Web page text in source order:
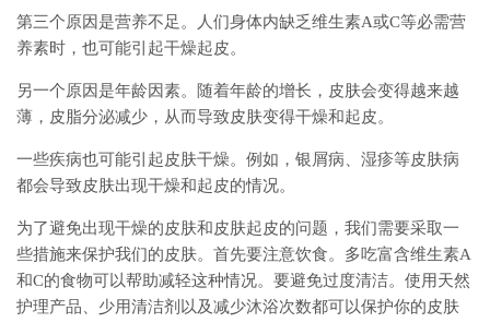
第三个原因是营养不足。人们身体内缺乏维生素A或C等必需营
养素时，也可能引起干燥起皮。
另一个原因是年龄因素。随着年龄的增长，皮肤会变得越来越
薄，皮脂分泌减少，从而导致皮肤变得干燥和起皮。
一些疾病也可能引起皮肤干燥。例如，银屑病、湿疹等皮肤病
都会导致皮肤出现干燥和起皮的情况。
为了避免出现干燥的皮肤和皮肤起皮的问题，我们需要采取一
些措施来保护我们的皮肤。首先要注意饮食。多吃富含维生素A
和C的食物可以帮助减轻这种情况。要避免过度清洁。使用天然
护理产品、少用清洁剂以及减少沐浴次数都可以保护你的皮肤